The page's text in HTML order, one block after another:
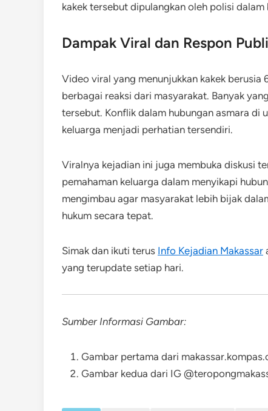
kakek tersebut dipulangkan oleh polisi
Dampak Viral dan Respon
Video viral yang menunjukkan kakek berusia
berbagai reaksi dari masyarakat. Banyak
tersebut. Konflik dalam hubungan asmara di
keluarga menjadi perhatian tersendiri.
Viralnya kejadian ini juga membuka diskusi
pemahaman keluarga dalam menyikapi
mengimbau agar masyarakat lebih bijak
hukum secara tepat.
Simak dan ikuti terus Info Kejadian Makassar
yang terupdate setiap hari.
Sumber Informasi Gambar:
Gambar pertama dari
Gambar kedua dari IG